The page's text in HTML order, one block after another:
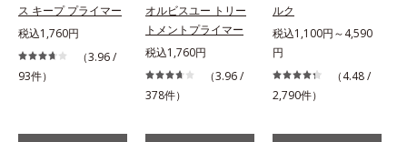
ス キープ プライマー
税込1,760円
（3.96 /
93件）
オルビスユー トリー
トメントプライマー
税込1,760円
（3.96 /
378件）
ルク
税込1,100円～4,590
円
（4.48 /
2,790件）